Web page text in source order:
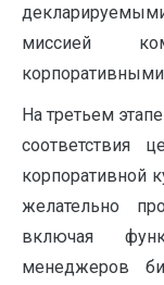
миссией
На третьем
соответствия
корпоративной
желательно
включая
менеджеров